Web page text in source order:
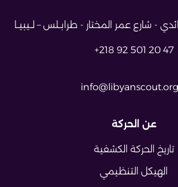
- شارع عمر المختار - طرابــلس – لــيبيــا
+218 92 501 20 47
عن الحركة
تاريخ الحركة الكشفية
الهيكل التنظيمي